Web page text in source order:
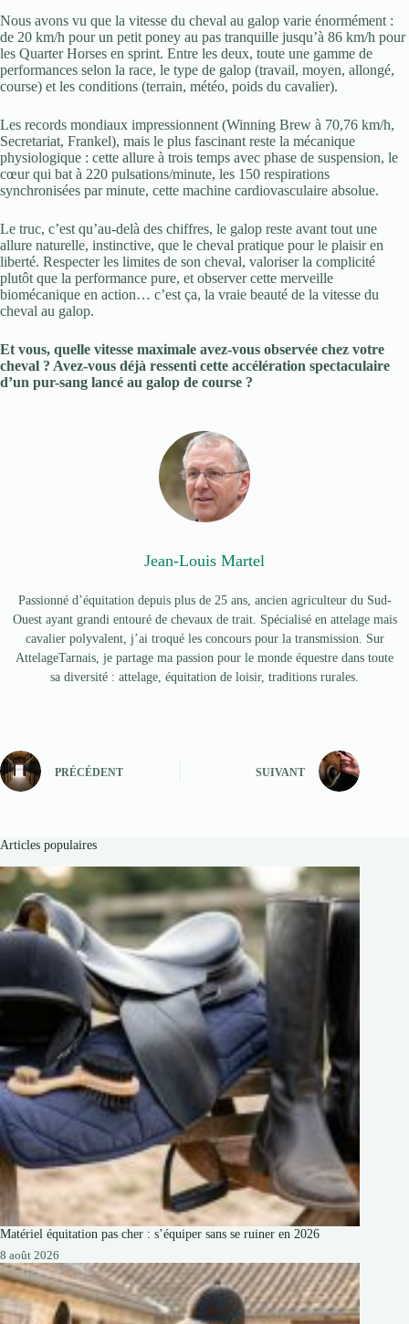
Nous avons vu que la vitesse du cheval au galop varie énormément :
de 20 km/h pour un petit poney au pas tranquille jusqu’à 86 km/h pour
les Quarter Horses en sprint. Entre les deux, toute une gamme de
performances selon la race, le type de galop (travail, moyen, allongé,
course) et les conditions (terrain, météo, poids du cavalier).
Les records mondiaux impressionnent (Winning Brew à 70,76 km/h,
Secretariat, Frankel), mais le plus fascinant reste la mécanique
physiologique : cette allure à trois temps avec phase de suspension, le
cœur qui bat à 220 pulsations/minute, les 150 respirations
synchronisées par minute, cette machine cardiovasculaire absolue.
Le truc, c’est qu’au-delà des chiffres, le galop reste avant tout une
allure naturelle, instinctive, que le cheval pratique pour le plaisir en
liberté. Respecter les limites de son cheval, valoriser la complicité
plutôt que la performance pure, et observer cette merveille
biomécanique en action… c’est ça, la vraie beauté de la vitesse du
cheval au galop.
Et vous, quelle vitesse maximale avez-vous observée chez votre
cheval ? Avez-vous déjà ressenti cette accélération spectaculaire
d’un pur-sang lancé au galop de course ?
Jean-Louis Martel
Passionné d’équitation depuis plus de 25 ans, ancien agriculteur du Sud-
Ouest ayant grandi entouré de chevaux de trait. Spécialisé en attelage mais
cavalier polyvalent, j’ai troqué les concours pour la transmission. Sur
AttelageTarnais, je partage ma passion pour le monde équestre dans toute
sa diversité : attelage, équitation de loisir, traditions rurales.
PRÉCÉDENT SUIVANT
Articles populaires
Matériel équitation pas cher : s’équiper sans se ruiner en 2026
8 août 2026